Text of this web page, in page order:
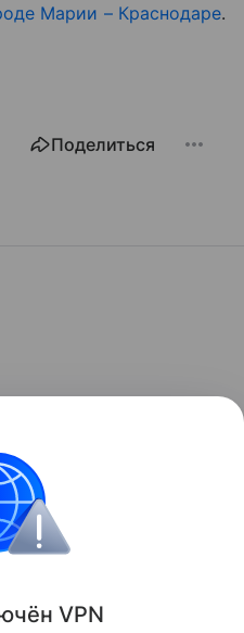
Марии – Краснодаре.
Поделиться
ён VPN